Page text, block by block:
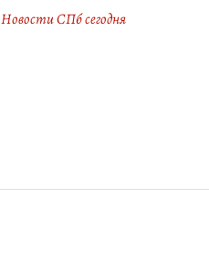
Новости СПб сегодня